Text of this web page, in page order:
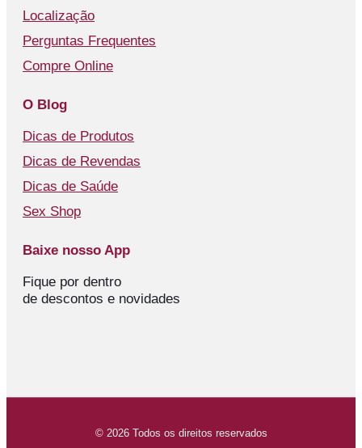
Localização
Perguntas Frequentes
Compre Online
O Blog
Dicas de Produtos
Dicas de Revendas
Dicas de Saúde
Sex Shop
Baixe nosso App
Fique por dentro
de descontos e novidades
© 2026 Todos os direitos reservados